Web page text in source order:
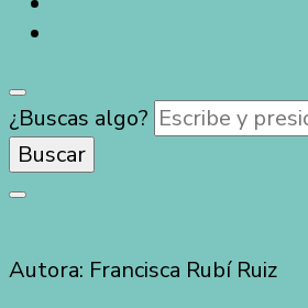
¿Buscas algo?
Autora: Francisca Rubí Ruiz